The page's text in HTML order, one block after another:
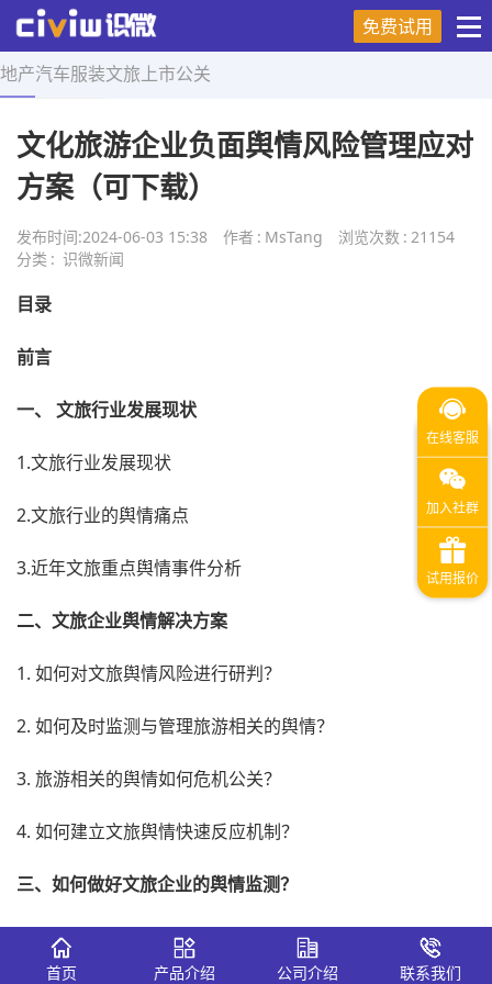
免费试用
地产汽车服装文旅 上市公关
首页 > 舆情研究 > 正文
文化旅游企业负面舆情风险管理应对
方案（可下载）
发布时间:2024-06-03 15:38 作者 : MsTang 浏览次数 : 21154
分类 : 识微新闻
目录
前言
一、 文旅行业发展现状
1.文旅行业发展现状
2.文旅行业的舆情痛点
3.近年文旅重点舆情事件分析
二、 文旅企业舆情解决方案
1. 如何对文旅舆情风险进行研判？
2. 如何及时监测与管理旅游相关的舆情？
3. 旅游相关的舆情如何危机公关？
4. 如何建立文旅舆情快速反应机制？
三、如何做好文旅企业的舆情监测？
1. 明确监测目的与对象
首页 产品介绍 公司介绍 联系我们